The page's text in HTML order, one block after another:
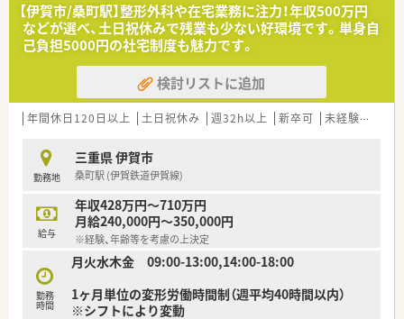
【職場環境と雰囲気】
■複数名の薬剤師が常駐しているため、業務中に不明点があって
もすぐに相談できる風通しの良い職場環境です。
■急なお休みが発生した場合でも人員体制にゆとりがあるため
カバーしやすく、お互いに助け合う風土があります。
■幅広い年齢層のスタッフが活躍しており、経験豊富な先輩薬剤
師からの手厚いフォローを受けながら成長できます。
【こんな方にオススメ】
■1人あたりの処方箋枚数が少なく、ゆとりを持った人員体制の
中でじっくりと患者様に向き合いたい方に最適です。
■お休みをしっかりと確保しつつ、残業代も1分単位で支給され
るなどメリハリをつけて働きたい方にオススメです。
■在宅業務への参加が選択可能であるため、まずは店舗での調剤
業務やOTC販売に専念して経験を積みたい方に最適です。
【伊賀市/桑町駅】整形外科や在宅業務に注力！年収500万円
などが選べ、土日祝休みで残業も少ない好環境です。単身自
己負担5000円の社宅制度も魅力です。
検討リストに追加
年間休日120日以上 土日祝休み 週32h以上 新卒可 未経験可
勤務地
三重県 伊賀市
桑町駅 (伊賀鉄道伊賀線)
給与
年収428万円～710万円
月給240,000円～350,000円
※経験、年齢等を考慮の上決定
勤務
時間
月火水木金 09:00-13:00,14:00-18:00
1ヶ月単位の変形労働時間制（週平均40時間以内）
※シフトにより変動